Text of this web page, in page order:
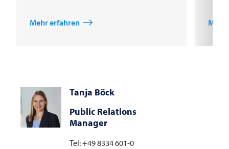
Mehr erfahren Mehr
Tanja Böck
Public Relations
Manager
Tel: +49 8334 601-0